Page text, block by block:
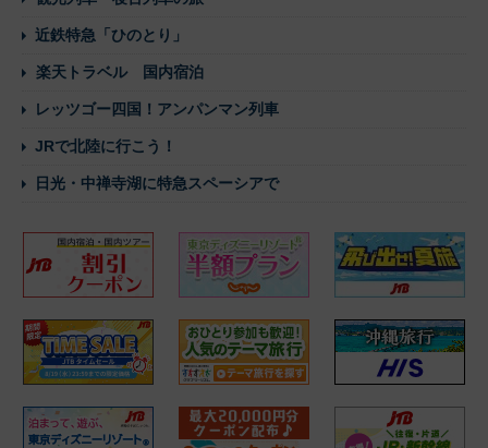
近鉄特急「ひのとり」
楽天トラベル 国内宿泊
レッツゴー四国！アンパンマン列車
JRで北陸に行こう！
日光・中禅寺湖に特急スペーシアで